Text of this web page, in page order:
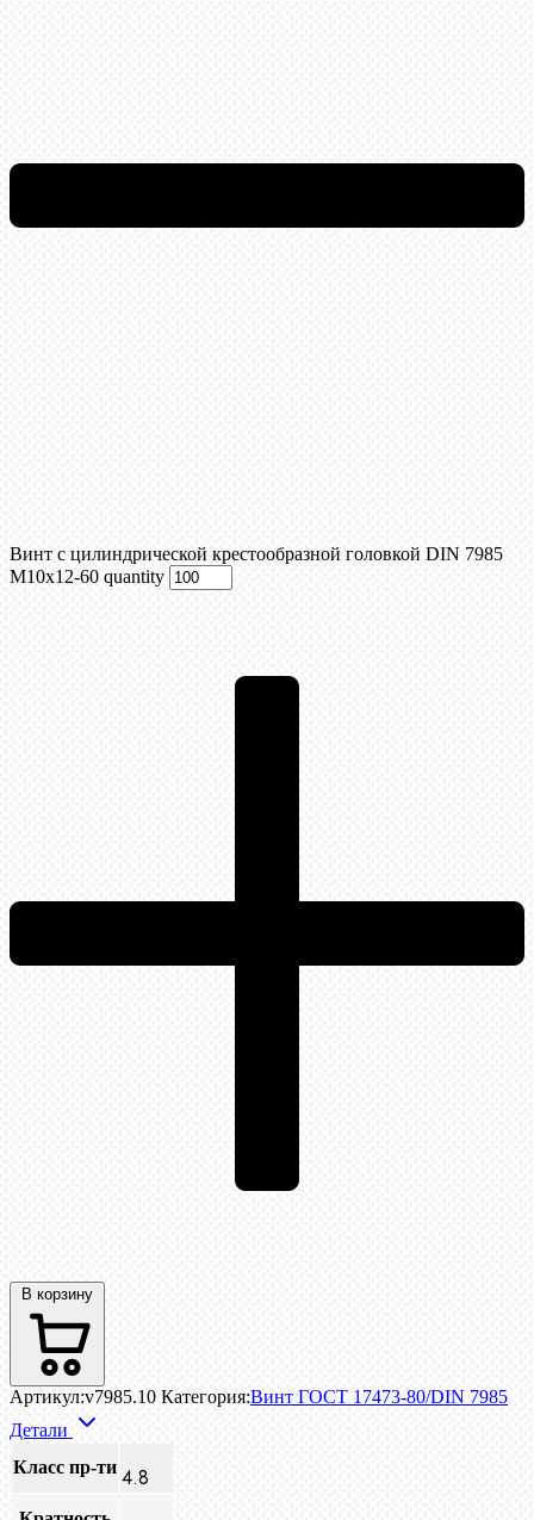
Винт с цилиндрической крестообразной головкой DIN 7985
М10х12-60 quantity
В корзину
Артикул:v7985.10 Категория:Винт ГОСТ 17473-80/DIN 7985
Детали
Класс пр-ти 4.8